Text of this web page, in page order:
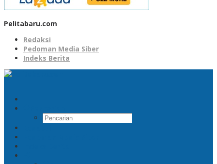
Pelitabaru.com
Redaksi
Pedoman Media Siber
Indeks Berita